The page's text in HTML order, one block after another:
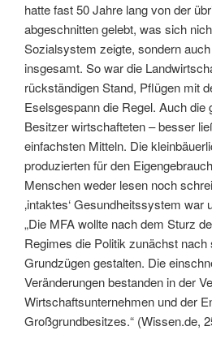
hatte fast 50 Jahre lang von der
abgeschnitten gelebt, was sich
Sozialsystem zeigte, sondern
insgesamt. So war die
rückständigen Stand, Pflügen mit
Eselsgespann die Regel. Auch die
Besitzer wirtschafteten – besser
einfachsten Mitteln. Die
produzierten für den
Menschen weder lesen noch
‚intaktes‘ Gesundheitssystem war
„Die MFA wollte nach dem Sturz
Regimes die Politik zunächst
Grundzügen gestalten. Die
Veränderungen bestanden in der
Wirtschaftsunternehmen und der
Großgrundbesitzes.“ (Wissen.de,